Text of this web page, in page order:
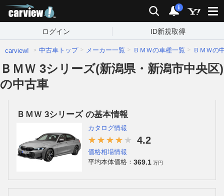
検索 通知
i
ログイン ID新規取得
carview! 中古車トップ メーカー一覧 ＢＭＷの車種一覧 ＢＭＷの
ＢＭＷ 3シリーズ(新潟県・新潟市中央区)
の中古車
ＢＭＷ 3シリーズ の基本情報
カタログ情報
4.2
価格相場情報
平均本体価格： 369.1 万円